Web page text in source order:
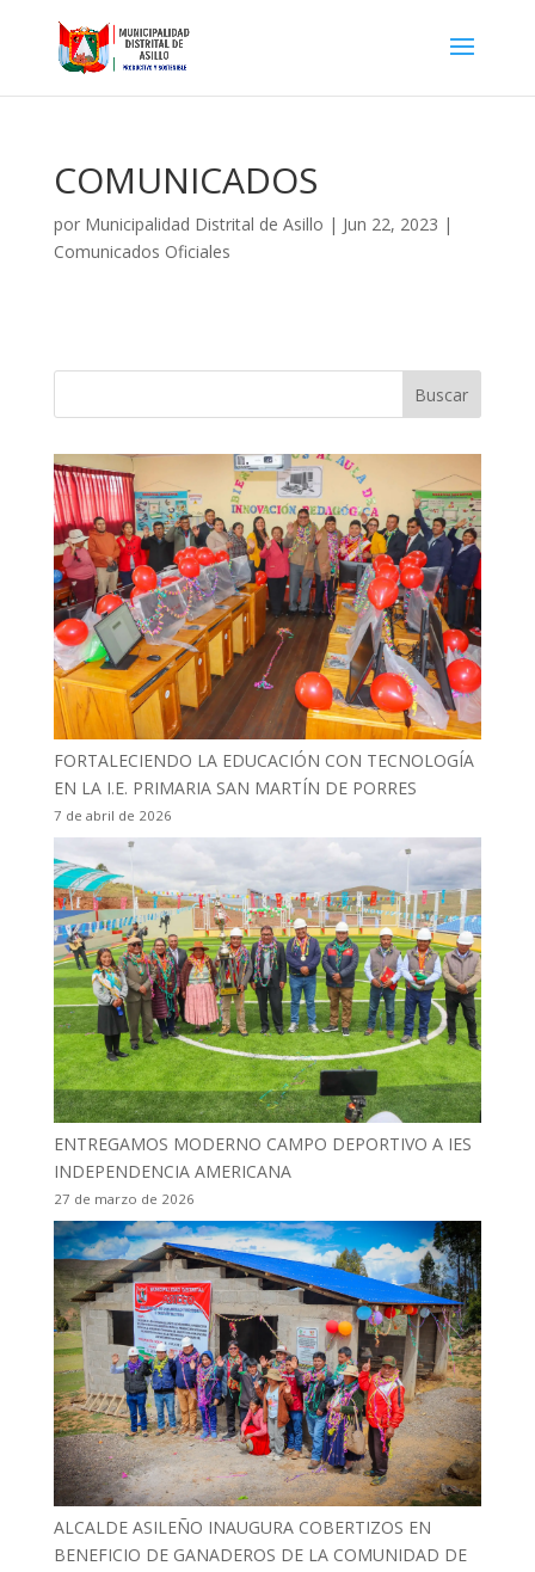
COMUNICADOS
por Municipalidad Distrital de Asillo | Jun 22, 2023 |
Comunicados Oficiales
FORTALECIENDO LA EDUCACIÓN CON TECNOLOGÍA
EN LA I.E. PRIMARIA SAN MARTÍN DE PORRES
7 de abril de 2026
ENTREGAMOS MODERNO CAMPO DEPORTIVO A IES
INDEPENDENCIA AMERICANA
27 de marzo de 2026
ALCALDE ASILEÑO INAUGURA COBERTIZOS EN
BENEFICIO DE GANADEROS DE LA COMUNIDAD DE